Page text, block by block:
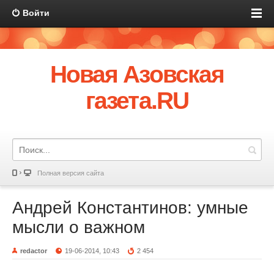
Войти
Новая Азовская
газета.RU
Полная версия сайта
Андрей Константинов: умные
мысли о важном
redactor 19-06-2014, 10:43 2 454